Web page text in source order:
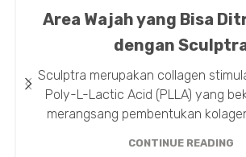
SCULPTRA
Area Wajah yang Bisa
dengan
Sculptra merupakan collagen
Poly-L-Lactic Acid (PLLA) yang
merangsang pembentukan kolagen
CONTINUE READING